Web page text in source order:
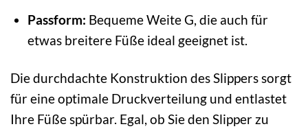
Passform: Bequeme Weite G, die auch für
etwas breitere Füße ideal geeignet ist.
Die durchdachte Konstruktion des Slippers sorgt
für eine optimale Druckverteilung und entlastet
Ihre Füße spürbar. Egal, ob Sie den Slipper zu